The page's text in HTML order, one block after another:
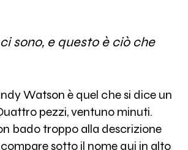
sono, e questo è ciò che
Watson è quel che si dice un
pezzi, ventuno minuti.
bado troppo alla descrizione
sotto il nome qui in alto